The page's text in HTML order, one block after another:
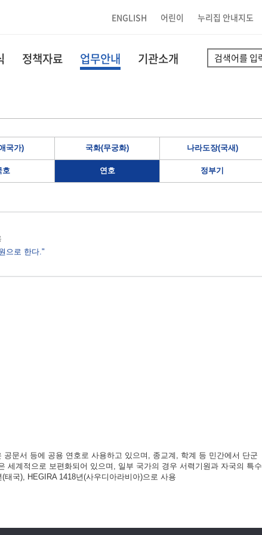
ENGLISH 어린이 누리집 안내지도
정책자료 업무안내 기관소개
국가) 국화(무궁화) 나라도장(국새)
호 연호 정부기
으로 한다."
문서 등에 공용 연호로 사용하고 있으며, 종교계, 학계 등 민간에서 단군
세계적으로 보편화되어 있으며, 일부 국가의 경우 서력기원과 자국의 특수
국), HEGIRA 1418년(사우디아라비아)으로 사용